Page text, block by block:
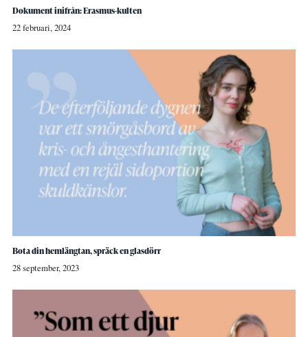
Dokument inifrån: Erasmus-kulten
22 februari, 2024
Bota din hemlängtan, spräck en glasdörr
28 september, 2023